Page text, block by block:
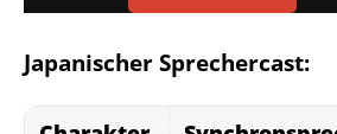
Japanischer Sprechercast: